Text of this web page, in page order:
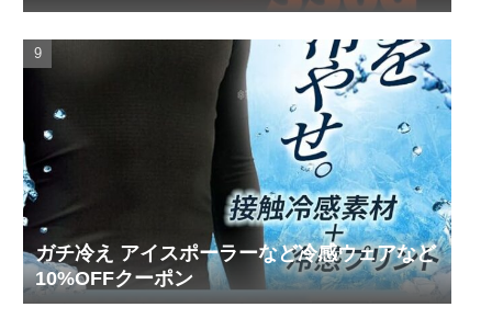
円！
ガチ冷え アイスポーラーなど冷感ウェアなど
10%OFFクーポン